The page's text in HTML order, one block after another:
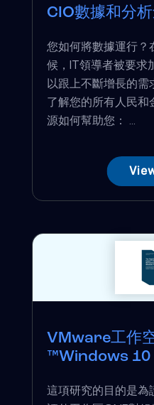
CIO數據和分
您如何將數據運行？
候，IT領導者被要求
以跟上不斷增長的需
了解您的所有人民和
源如何幫助您： ...
VMware工作
™Windows 10
這項研究的目的是為